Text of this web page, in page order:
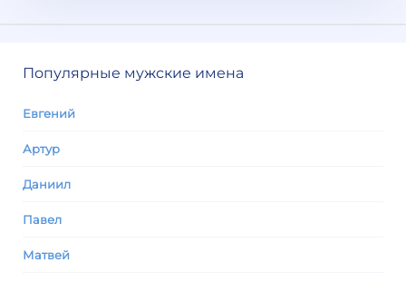
Популярные мужские имена
Евгений
Артур
Даниил
Павел
Матвей